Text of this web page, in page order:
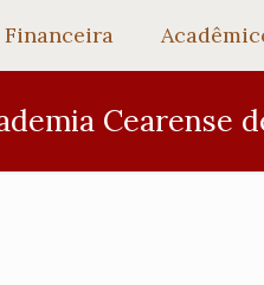
Cearense